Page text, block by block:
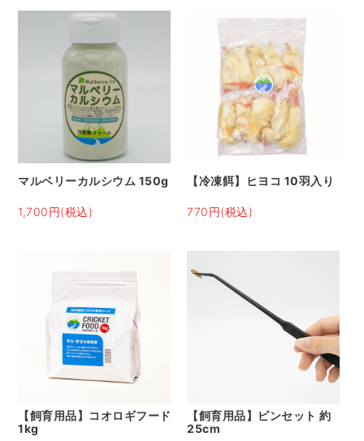
マルベリーカルシウム 150g
1,700円(税込)
【冷凍餌】ヒヨコ 10羽入り
770円(税込)
【飼育用品】コオロギフード
1kg
【飼育用品】ピンセット 約
25cm